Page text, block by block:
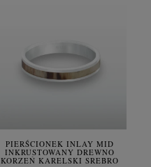
PIERŚCIONEK INLAY MID
INKRUSTOWANY DREWNO
KORZEŃ KARELSKI SREBRO